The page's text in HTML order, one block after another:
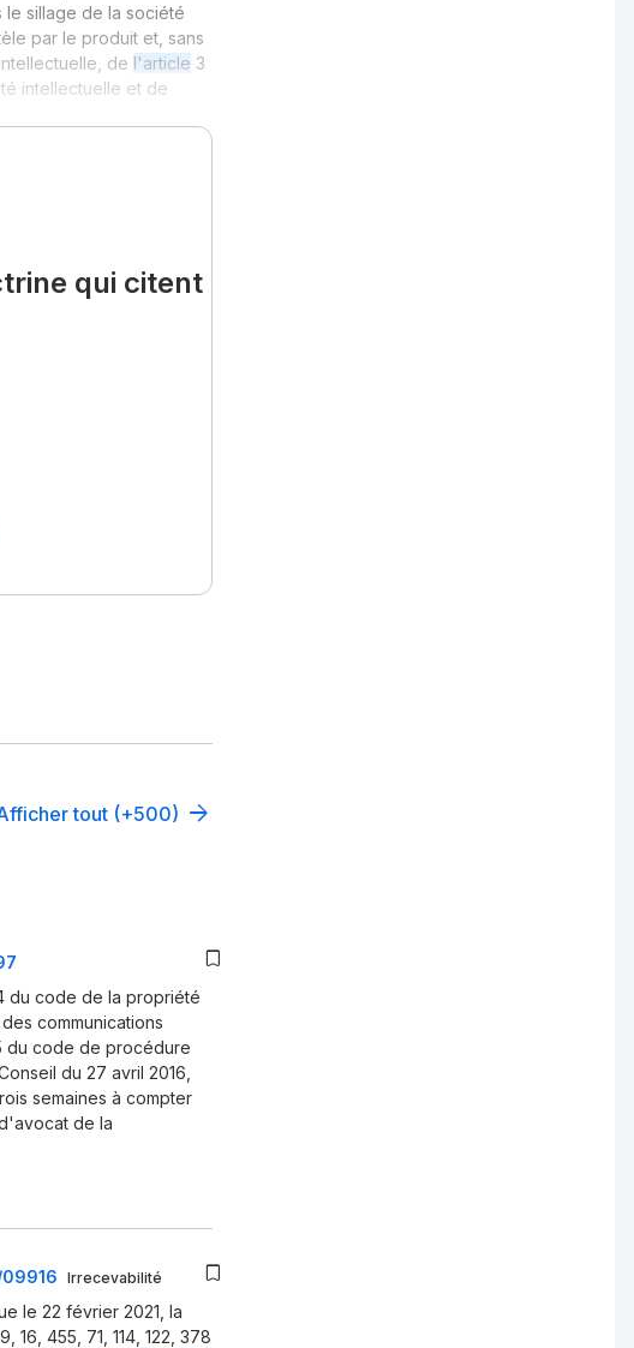
le sillage de la société
par le produit et, sans
de l'article 3
intellectuelle et de
qui citent
tout (+500)
4 du code de la propriété
communications
du code de procédure
du 27 avril 2016,
semaines à compter
de la
Irrecevabilité
le 22 février 2021, la
9, 16, 455, 71, 114, 122, 378